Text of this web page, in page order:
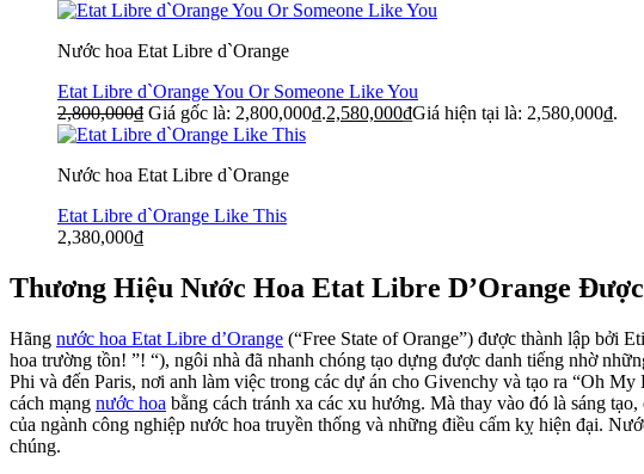
Nước hoa Etat Libre d`Orange
Etat Libre d`Orange You Or Someone Like You
2,800,000₫ Giá gốc là: 2,800,000₫.2,580,000₫Giá hiện tại là: 2,580,000₫.
Nước hoa Etat Libre d`Orange
Etat Libre d`Orange Like This
2,380,000₫
Thương Hiệu Nước Hoa Etat Libre D’Orange
Hãng nước hoa Etat Libre d’Orange (“Free State of Orange”) được thành lập bởi
hoa trường tồn! ”! “), ngôi nhà đã nhanh chóng tạo dựng được danh tiếng nhờ
Phi và đến Paris, nơi anh làm việc trong các dự án cho Givenchy và tạo ra “Oh
cách mạng nước hoa bằng cách tránh xa các xu hướng. Mà thay vào đó là sáng
của ngành công nghiệp nước hoa truyền thống và những điều cấm kỵ hiện đại.
chúng.